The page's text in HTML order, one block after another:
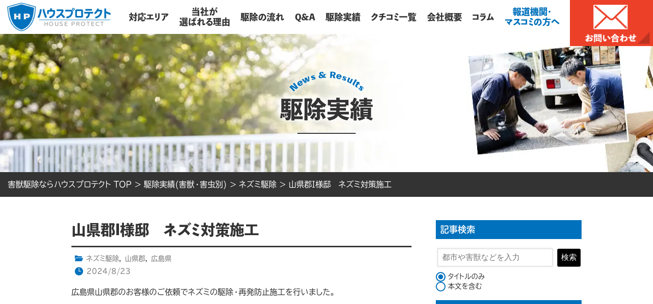
対応エリア
当社が
選ばれる理由
駆除の流れ Q&A 駆除実績 クチコミ一覧 会社概要 コラム
報道機関・
マスコミの方へ
駆除実績
害獣駆除ならハウスプロテクト TOP > 駆除実績(害獣・害虫別) > ネズミ駆除 > 山県郡I様邸 ネズミ対策施工
山県郡I様邸 ネズミ対策施工
ネズミ駆除, 山県郡,
広島県
2024/8/23
広島県山県郡のお客様のご依頼でネズミの駆除・再発防止施工を行いました。
記事検索
検索
検索対象
タイトルのみ
本文を含む